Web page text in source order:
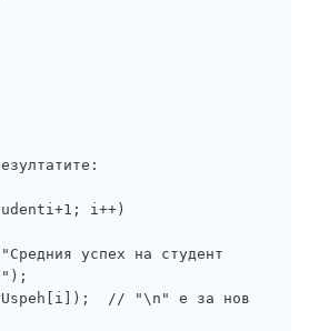
i++)
успех на студент
// "\n" e за нов